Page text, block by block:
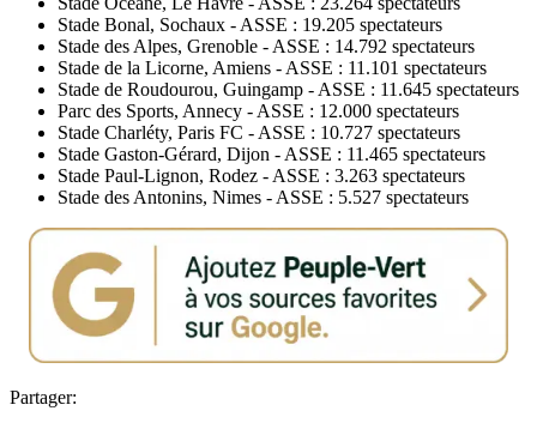
Stade Bonal, Sochaux - ASSE : 19.205 spectateurs
Stade des Alpes, Grenoble - ASSE : 14.792 spectateurs
Stade de la Licorne, Amiens - ASSE : 11.101 spectateurs
Stade de Roudourou, Guingamp - ASSE : 11.645 spectateurs
Parc des Sports, Annecy - ASSE : 12.000 spectateurs
Stade Charléty, Paris FC - ASSE : 10.727 spectateurs
Stade Gaston-Gérard, Dijon - ASSE : 11.465 spectateurs
Stade Paul-Lignon, Rodez - ASSE : 3.263 spectateurs
Stade des Antonins, Nimes - ASSE : 5.527 spectateurs
Partager: